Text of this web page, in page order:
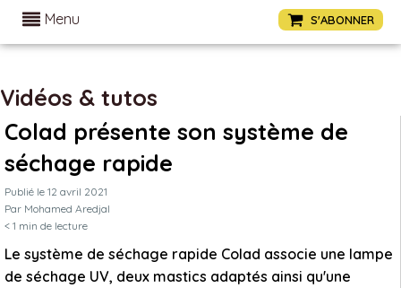
Menu S'ABONNER
Vidéos & tutos
Colad présente son système de
séchage rapide
Publié le 12 avril 2021
Par Mohamed Aredjal
< 1 min de lecture
Le système de séchage rapide Colad associe une lampe
de séchage UV, deux mastics adaptés ainsi qu'une